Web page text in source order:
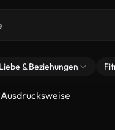
Liebe & Beziehungen